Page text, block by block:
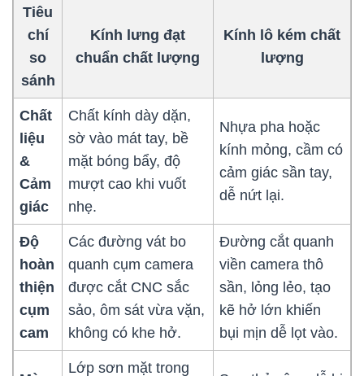
Tiêu
chí
so
sánh
Kính lưng đạt
chuẩn chất lượng
Kính lô kém chất
lượng
Chất
liệu
&
Cảm
giác
Chất kính dày dặn,
sờ vào mát tay, bề
mặt bóng bẩy, độ
mượt cao khi vuốt
nhẹ.
Nhựa pha hoặc
kính mỏng, cầm có
cảm giác sần tay,
dễ nứt lại.
Độ
hoàn
thiện
cụm
cam
Các đường vát bo
quanh cụm camera
được cắt CNC sắc
sảo, ôm sát vừa vặn,
không có khe hở.
Đường cắt quanh
viền camera thô
sần, lỏng lẻo, tạo
kẽ hở lớn khiến
bụi mịn dễ lọt vào.
Lớp sơn mặt trong